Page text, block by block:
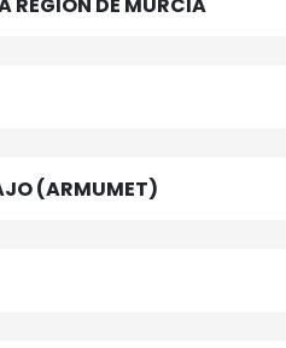
(ARMUMET)